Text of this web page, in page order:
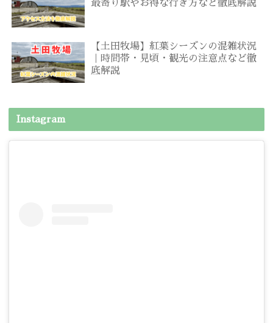
最寄り駅やお得な行き方など徹底解説
【土田牧場】紅葉シーズンの混雑状況
｜時間帯・見頃・観光の注意点など徹
底解説
Instagram